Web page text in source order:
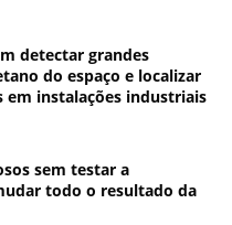
detectar grandes
do espaço e localizar
em instalações industriais
sem testar a
todo o resultado da